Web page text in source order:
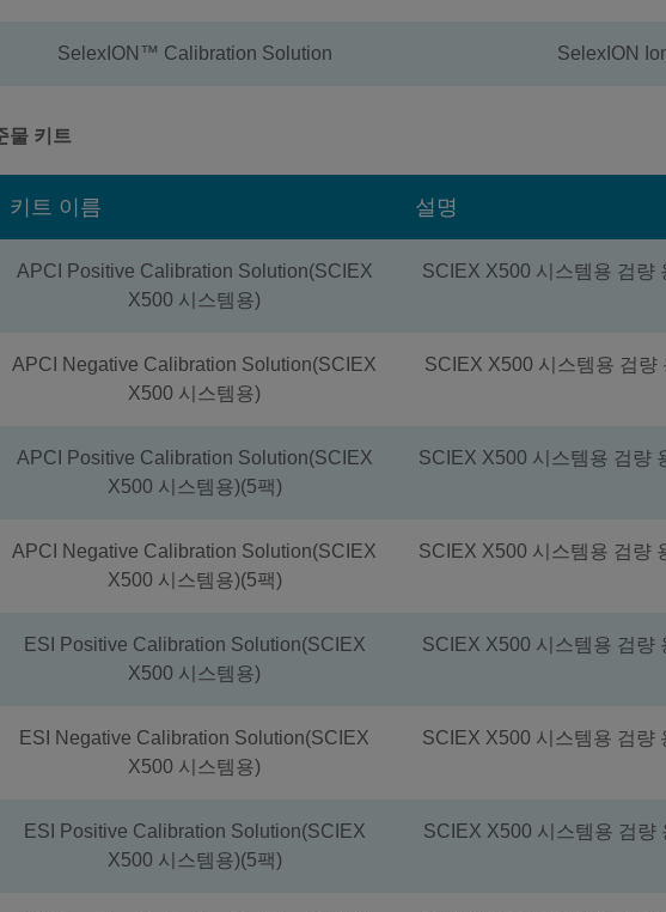
SelexION™ Calibration Solution SelexION
물 키트
키트 이름 설명
APCI Positive Calibration Solution(SCIEX
X500 시스템용)
SCIEX X500 시스템용 검량
APCI Negative Calibration Solution(SCIEX
X500 시스템용)
SCIEX X500 시스템용 검량
APCI Positive Calibration Solution(SCIEX
X500 시스템용)(5팩)
SCIEX X500 시스템용 검량
APCI Negative Calibration Solution(SCIEX
X500 시스템용)(5팩)
SCIEX X500 시스템용 검량
ESI Positive Calibration Solution(SCIEX
X500 시스템용)
SCIEX X500 시스템용 검량
ESI Negative Calibration Solution(SCIEX
X500 시스템용)
SCIEX X500 시스템용 검량
ESI Positive Calibration Solution(SCIEX
X500 시스템용)(5팩)
SCIEX X500 시스템용 검량